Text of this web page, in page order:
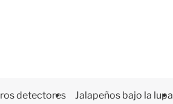
detectores Jalapeños bajo la lupa